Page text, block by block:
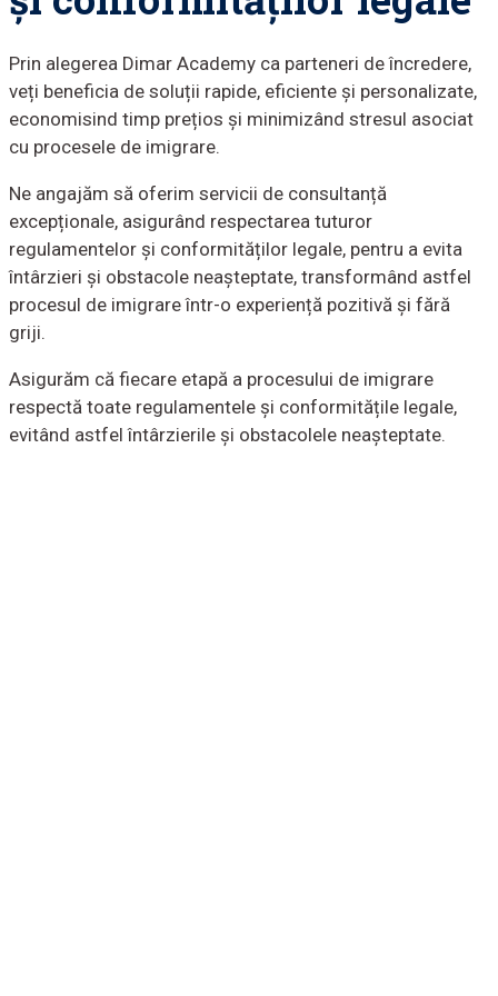
Prin alegerea Dimar Academy ca parteneri de încredere,
veți beneficia de soluții rapide, eficiente și personalizate,
economisind timp prețios și minimizând stresul asociat
cu procesele de imigrare.
Ne angajăm să oferim servicii de consultanță
excepționale, asigurând respectarea tuturor
regulamentelor și conformităților legale, pentru a evita
întârzieri și obstacole neașteptate, transformând astfel
procesul de imigrare într-o experiență pozitivă și fără
griji.
Asigurăm că fiecare etapă a procesului de imigrare
respectă toate regulamentele și conformitățile legale,
evitând astfel întârzierile și obstacolele neașteptate.